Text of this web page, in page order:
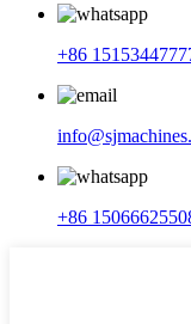
+86
+86